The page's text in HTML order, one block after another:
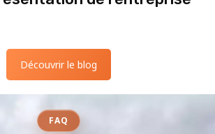
Découvrir le blog
FAQ